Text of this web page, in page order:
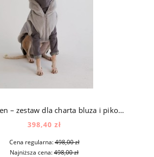
Lara & Aspen – zestaw dla charta bluza i pikowana kurtka z futerkiem w kolorze popielatym
398,40 zł
Cena regularna:498,00 zł
Najniższa cena:498,00 zł